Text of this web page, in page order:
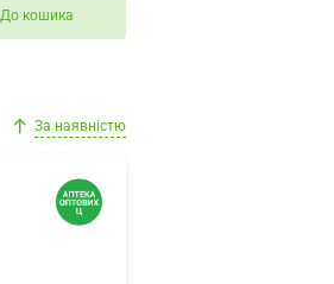
До кошика
За наявністю